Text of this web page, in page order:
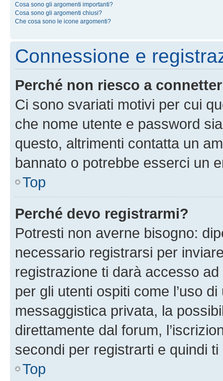
Cosa sono gli argomenti importanti?
Cosa sono gli argomenti chiusi?
Che cosa sono le icone argomenti?
Connessione e
Perché non riesco a
Ci sono svariati motivi per cui
che nome utente e password
questo, altrimenti contatta un
bannato o potrebbe esserci un
Top
Perché devo registrarmi?
Potresti non averne bisogno:
necessario registrarsi per
registrazione ti darà accesso
per gli utenti ospiti come l’uso
messaggistica privata, la
direttamente dal forum,
secondi per registrarti e quindi
Top